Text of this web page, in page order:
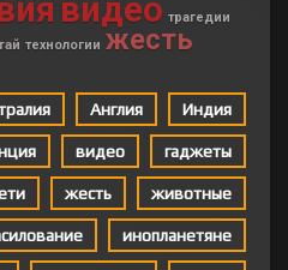
видео трагедии
технологии жесть
Англия Индия
видео гаджеты
жесть животные
инопланетяне